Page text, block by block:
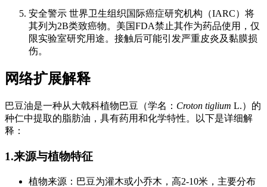
安全警示 世界卫生组织国际癌症研究机构（IARC）将
其列为2B类致癌物。美国FDA禁止其作为药品使用，仅
限实验室研究用途。接触后可能引发严重皮炎及黏膜损
伤。
网络扩展解释
巴豆油是一种从大戟科植物巴豆（学名： Croton tiglium L.）的
种仁中提取的脂肪油，具有药用和化学特性。以下是详细解
释：
1.来源与植物特征
植物来源：巴豆为灌木或小乔木，高2-10米，主要分布